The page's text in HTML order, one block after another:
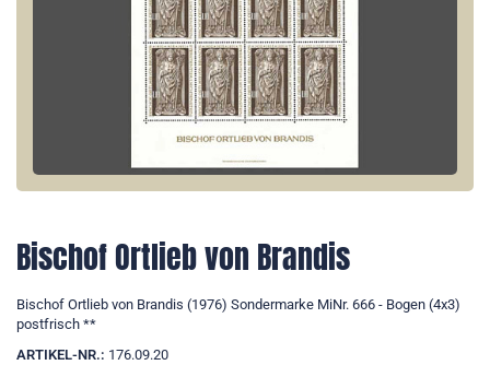
Bischof Ortlieb von Brandis
Bischof Ortlieb von Brandis (1976) Sondermarke MiNr. 666 - Bogen (4x3)
postfrisch **
ARTIKEL-NR.: 176.09.20